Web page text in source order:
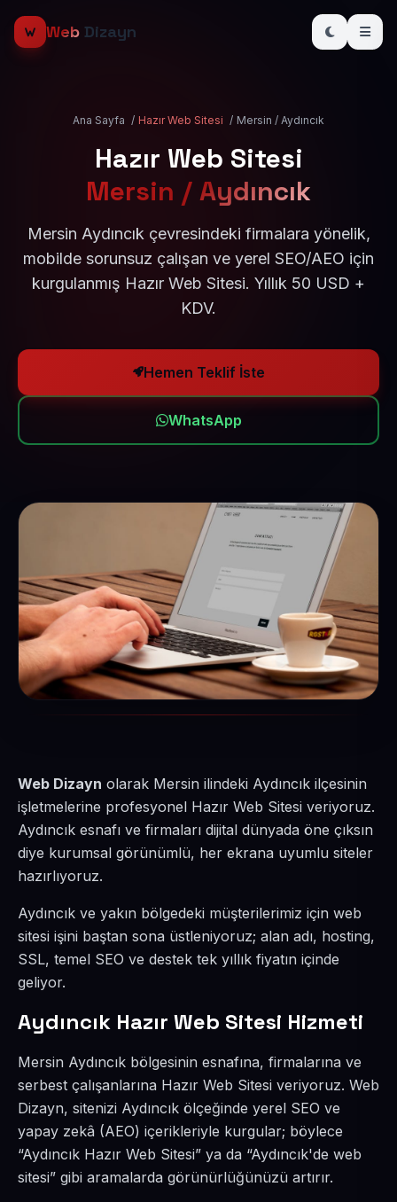
Web Dizayn
Ana Sayfa / Hazır Web Sitesi / Mersin / Aydıncık
Hazır Web Sitesi
Mersin / Aydıncık
Mersin Aydıncık çevresindeki firmalara yönelik,
mobilde sorunsuz çalışan ve yerel SEO/AEO için
kurgulanmış Hazır Web Sitesi. Yıllık 50 USD +
KDV.
Hemen Teklif İste
WhatsApp
Web Dizayn olarak Mersin ilindeki Aydıncık ilçesinin
işletmelerine profesyonel Hazır Web Sitesi veriyoruz.
Aydıncık esnafı ve firmaları dijital dünyada öne çıksın
diye kurumsal görünümlü, her ekrana uyumlu siteler
hazırlıyoruz.
Aydıncık ve yakın bölgedeki müşterilerimiz için web
sitesi işini baştan sona üstleniyoruz; alan adı, hosting,
SSL, temel SEO ve destek tek yıllık fiyatın içinde
geliyor.
Aydıncık Hazır Web Sitesi Hizmeti
Mersin Aydıncık bölgesinin esnafına, firmalarına ve
serbest çalışanlarına Hazır Web Sitesi veriyoruz. Web
Dizayn, sitenizi Aydıncık ölçeğinde yerel SEO ve
yapay zekâ (AEO) içerikleriyle kurgular; böylece
“Aydıncık Hazır Web Sitesi” ya da “Aydıncık'de web
sitesi” gibi aramalarda görünürlüğünüzü artırır.